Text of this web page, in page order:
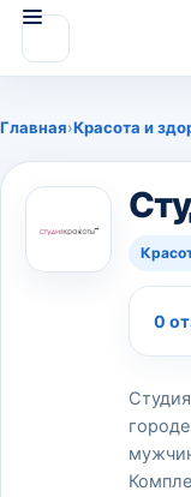
Главная›Красота и
0